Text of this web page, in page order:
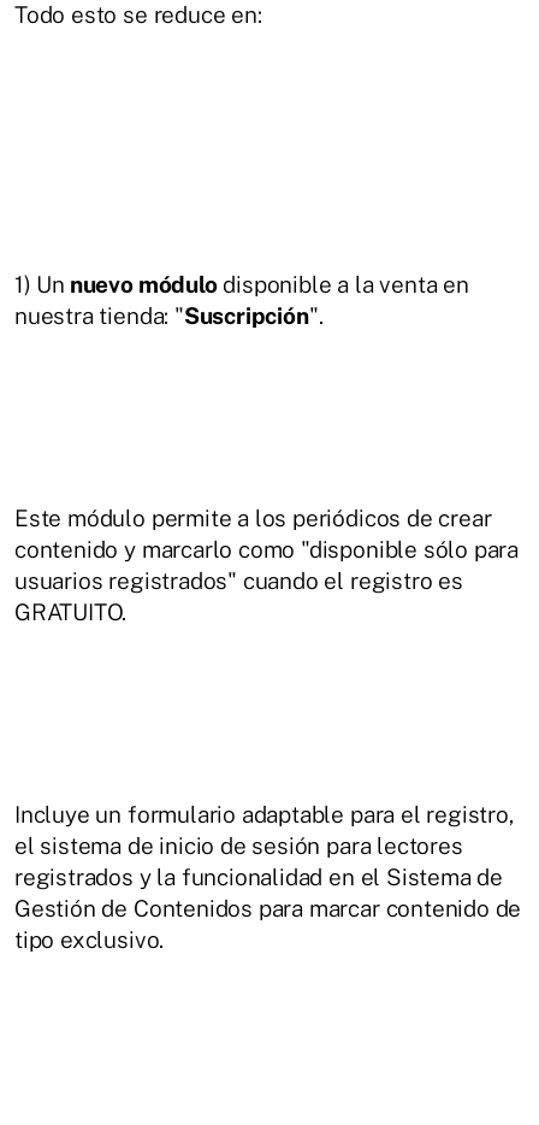
Todo esto se reduce en:
1) Un nuevo módulodisponible a la venta en
nuestra tienda: "Suscripción".
Este módulo permite a los periódicos de crear
contenido y marcarlo como "disponible sólo para
usuarios registrados" cuando el registro es
GRATUITO.
Incluye un formulario adaptable para el registro,
el sistema de inicio de sesión para lectores
registrados y la funcionalidad en el Sistema de
Gestión de Contenidos para marcar contenido de
tipo exclusivo.